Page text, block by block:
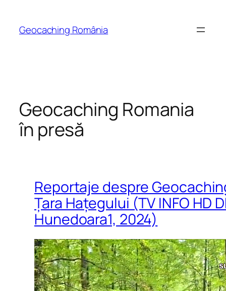
content
Geocaching România
Geocaching Romania
în presă
Reportaje despre
Țara Hațegului (TV INFO HD
Hunedoara1, 2024)